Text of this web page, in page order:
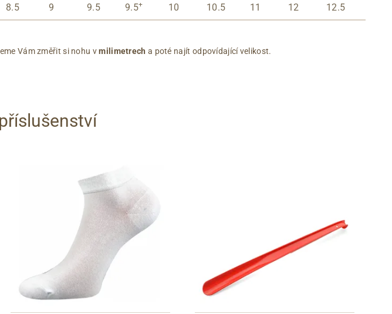
8.5 9 9.5 9.5+ 10 10.5 11 12 12.5
Vám změřit si nohu vmilimetrech a poté najít odpovídající velikost.